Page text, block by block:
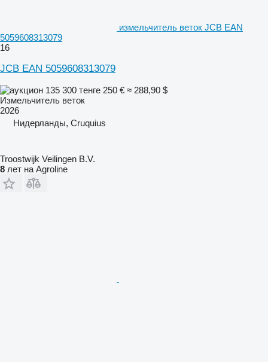
измельчитель веток JCB EAN
5059608313079
16
JCB EAN 5059608313079
135 300 тенге 250 € ≈ 288,90 $
Измельчитель веток
2026
Нидерланды, Cruquius
Troostwijk Veilingen B.V.
8 лет на Agroline